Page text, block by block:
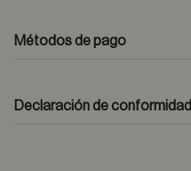
Métodos de pago
Declaración de conformidad